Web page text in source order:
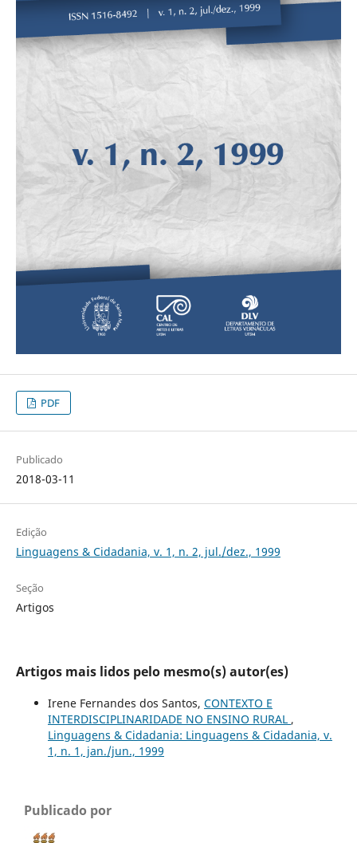
PDF
Publicado
2018-03-11
Edição
Linguagens & Cidadania, v. 1, n. 2, jul./dez., 1999
Seção
Artigos
Artigos mais lidos pelo mesmo(s) autor(es)
Irene Fernandes dos Santos, CONTEXTO E
INTERDISCIPLINARIDADE NO ENSINO RURAL ,
Linguagens & Cidadania: Linguagens & Cidadania, v.
1, n. 1, jan./jun., 1999
Publicado por